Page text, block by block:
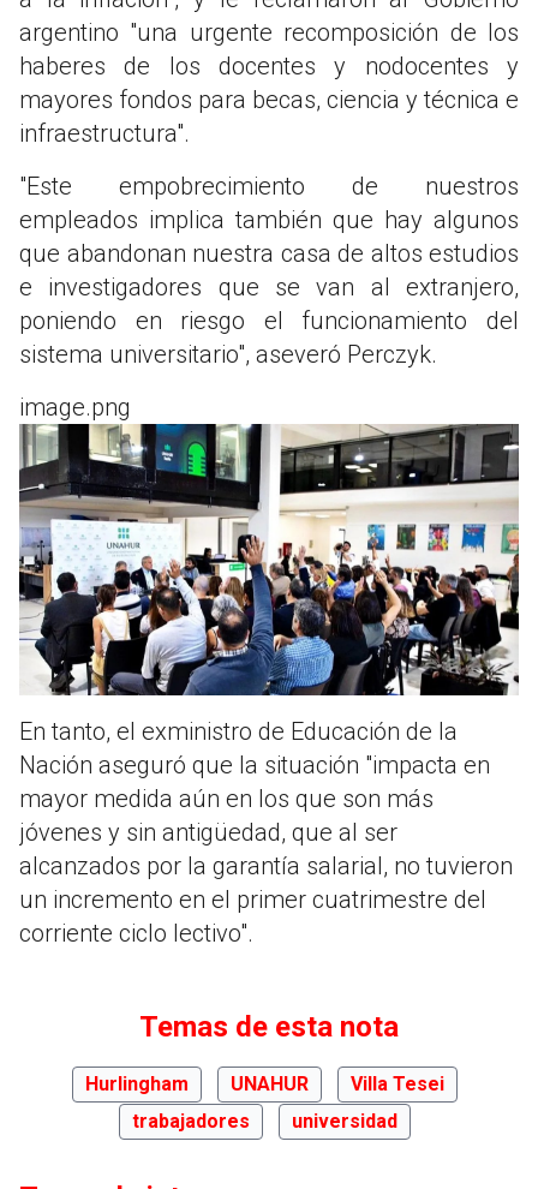
argentino "una urgente recomposición de los
haberes de los docentes y nodocentes y
mayores fondos para becas, ciencia y técnica e
infraestructura".
"Este empobrecimiento de nuestros
empleados implica también que hay algunos
que abandonan nuestra casa de altos estudios
e investigadores que se van al extranjero,
poniendo en riesgo el funcionamiento del
sistema universitario", aseveró Perczyk.
image.png
En tanto, el exministro de Educación de la
Nación aseguró que la situación "impacta en
mayor medida aún en los que son más
jóvenes y sin antigüedad, que al ser
alcanzados por la garantía salarial, no tuvieron
un incremento en el primer cuatrimestre del
corriente ciclo lectivo".
Temas de esta nota
Hurlingham UNAHUR
Villa Tesei
trabajadores
universidad